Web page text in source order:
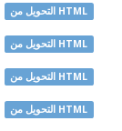
التحويل من HTML
التحويل من HTML
التحويل من HTML
التحويل من HTML